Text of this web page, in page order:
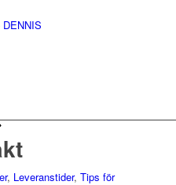
, Leveranstider, Tips för